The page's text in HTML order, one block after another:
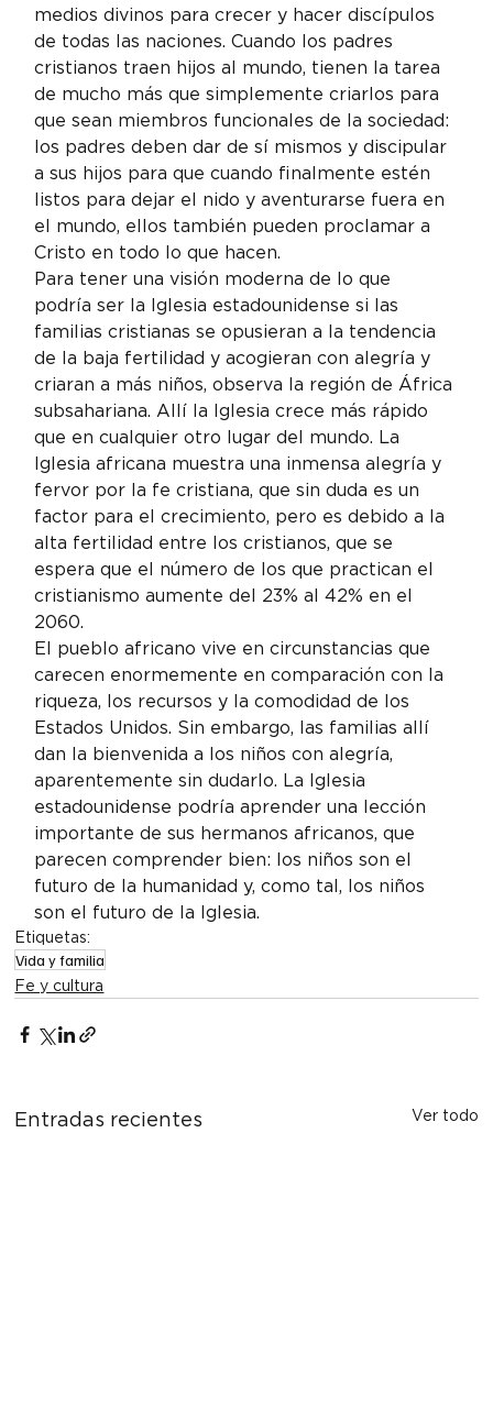
medios divinos para crecer y hacer discípulos
de todas las naciones. Cuando los padres
cristianos traen hijos al mundo, tienen la tarea
de mucho más que simplemente criarlos para
que sean miembros funcionales de la sociedad:
los padres deben dar de sí mismos y discipular
a sus hijos para que cuando finalmente estén
listos para dejar el nido y aventurarse fuera en
el mundo, ellos también pueden proclamar a
Cristo en todo lo que hacen.
Para tener una visión moderna de lo que
podría ser la Iglesia estadounidense si las
familias cristianas se opusieran a la tendencia
de la baja fertilidad y acogieran con alegría y
criaran a más niños, observa la región de África
subsahariana. Allí la Iglesia crece más rápido
que en cualquier otro lugar del mundo. La
Iglesia africana muestra una inmensa alegría y
fervor por la fe cristiana, que sin duda es un
factor para el crecimiento, pero es debido a la
alta fertilidad entre los cristianos, que se
espera que el número de los que practican el
cristianismo aumente del 23% al 42% en el
2060.
El pueblo africano vive en circunstancias que
carecen enormemente en comparación con la
riqueza, los recursos y la comodidad de los
Estados Unidos. Sin embargo, las familias allí
dan la bienvenida a los niños con alegría,
aparentemente sin dudarlo. La Iglesia
estadounidense podría aprender una lección
importante de sus hermanos africanos, que
parecen comprender bien: los niños son el
futuro de la humanidad y, como tal, los niños
son el futuro de la Iglesia.
Etiquetas:
Vida y familia
Fe y cultura
Entradas recientes Ver todo